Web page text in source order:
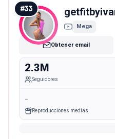
#33
Mega
Obtener email
2.3M
Seguidores
-
Reproducciones medias